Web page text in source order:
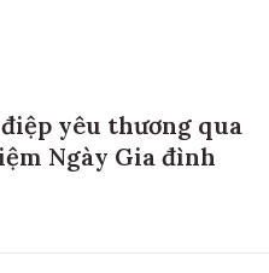
yêu thương qua
Ngày Gia đình